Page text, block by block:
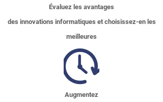
Évaluez les avantages
des innovations informatiques et choisissez-en les
meilleures
Augmentez